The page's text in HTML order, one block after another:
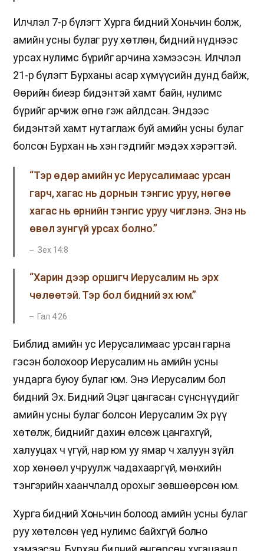
Илчлэл 7-р бүлэгт Хурга бидний Хоньчин болж,
амийн усны булаг руу хөтлөн, бидний нүднээс
урсах нулимс бүрийг арчина хэмээсэн. Илчлэл
21-р бүлэгт Бурханы асар хүмүүсийн дунд байж,
Өөрийн биеэр бидэнтэй хамт байн, нулимс
бүрийг арчиж өгнө гэж айлдсан. Эндээс
бидэнтэй хамт нутаглаж буй амийн усны булаг
болсон Бурхан нь хэн гэдгийг мэдэх хэрэгтэй.
“Тэр өдөр амийн ус Иерусалимаас урсан
гарч, хагас нь дорнын тэнгис уруу, нөгөө
хагас нь өрнийн тэнгис уруу чиглэнэ. Энэ нь
өвөл зунгүй урсах болно.”
Зех 14:8
“Харин дээр оршигч Иерусалим нь эрх
чөлөөтэй. Тэр бол бидний эх юм.”
Гал 4:26
Библид амийн ус Иерусалимаас урсан гарна
гэсэн болохоор Иерусалим нь амийн усны
ундарга буюу булаг юм. Энэ Иерусалим бол
бидний Эх. Бидний Эцэг цангасан сүнснүүдийг
амийн усны булаг болсон Иерусалим Эх рүү
хөтөлж, биднийг дахин өлсөж цангахгүй,
халууцах ч үгүй, нар юм уу ямар ч халуун зүйл
хор хөнөөл учруулж чадахааргүй, мөнхийн
тэнгэрийн хаанчлалд орохыг зөвшөөрсөн юм.
Хурга бидний Хоньчин болоод амийн усны булаг
руу хөтөлсөн үед нулимс байхгүй болно